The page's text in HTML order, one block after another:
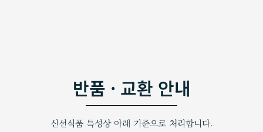
반품 · 교환 안내
신선식품 특성상 아래 기준으로 처리합니다.